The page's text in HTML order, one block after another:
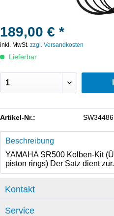
189,00 € *
inkl. MwSt. zzgl. Versandkosten
Lieferbar
Artikel-Nr.: SW34486
Beschreibung
YAMAHA SR500 Kolben-Kit
piston rings) Der Satz dient
Kontakt
Service